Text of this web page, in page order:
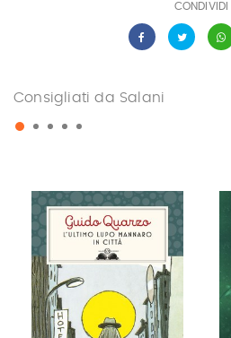
CONDIVIDI
Consigliati da Salani